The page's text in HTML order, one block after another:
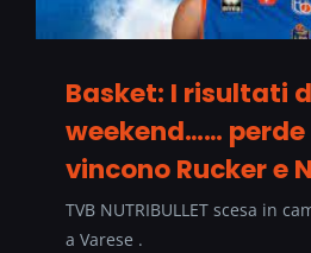
Basket: I risultati
weekend…… perde
vincono Rucker e
TVB NUTRIBULLET scesa in
a Varese .